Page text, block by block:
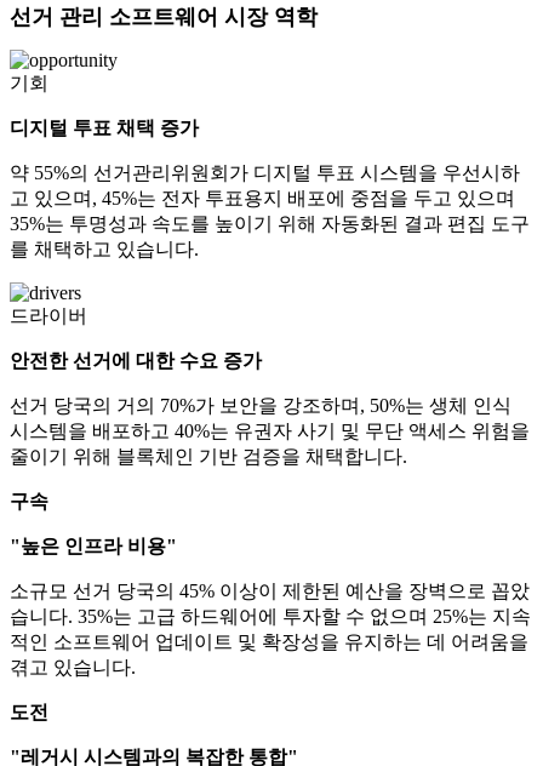
선거 관리 소프트웨어 시장 역학
기회
디지털 투표 채택 증가
약 55%의 선거관리위원회가 디지털 투표 시스템을 우선시하
고 있으며, 45%는 전자 투표용지 배포에 중점을 두고 있으며
35%는 투명성과 속도를 높이기 위해 자동화된 결과 편집 도구
를 채택하고 있습니다.
드라이버
안전한 선거에 대한 수요 증가
선거 당국의 거의 70%가 보안을 강조하며, 50%는 생체 인식
시스템을 배포하고 40%는 유권자 사기 및 무단 액세스 위험을
줄이기 위해 블록체인 기반 검증을 채택합니다.
구속
"높은 인프라 비용"
소규모 선거 당국의 45% 이상이 제한된 예산을 장벽으로 꼽았
습니다. 35%는 고급 하드웨어에 투자할 수 없으며 25%는 지속
적인 소프트웨어 업데이트 및 확장성을 유지하는 데 어려움을
겪고 있습니다.
도전
"레거시 시스템과의 복잡한 통합"